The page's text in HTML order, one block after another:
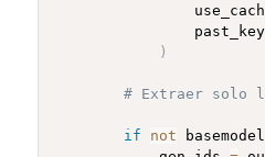
)
# Extraer solo
if not basemodel